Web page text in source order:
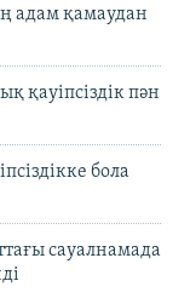
адам қамаудан
қауіпсіздік пән
бола
сауалнамада